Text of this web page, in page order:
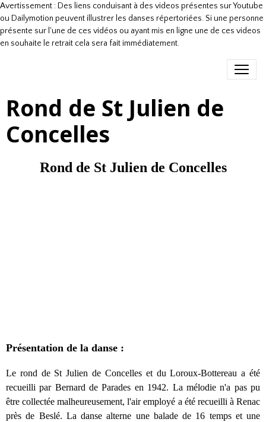
Avertissement : Des liens conduisant à des videos présentes sur Youtube
ou Dailymotion peuvent illustrer les danses répertoriées. Si une personne
présente sur l'une de ces vidéos ou ayant mis en ligne une de ces videos
en souhaite le retrait cela sera fait immédiatement.
Rond de St Julien de
Concelles
Rond de St Julien de Concelles
Présentation de la danse :
Le rond de St Julien de Concelles et du Loroux-Bottereau a été
recueilli par Bernard de Parades en 1942. La mélodie n'a pas pu
être collectée malheureusement, l'air employé a été recueilli à Renac
près de Beslé. La danse alterne une balade de 16 temps et une